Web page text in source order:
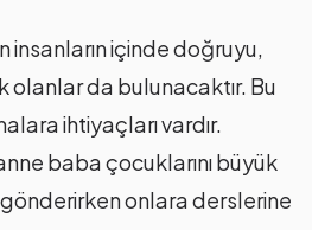
içinde doğruyu,
da bulunacaktır. Bu
ihtiyaçları vardır.
baba çocuklarını büyük
onlara derslerine